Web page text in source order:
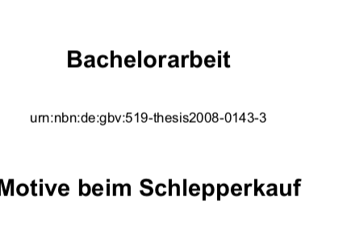
Bachelorarbeit
urn:nbn:de:gbv:519-thesis2008-0143-3
Motive beim Schlepperkauf